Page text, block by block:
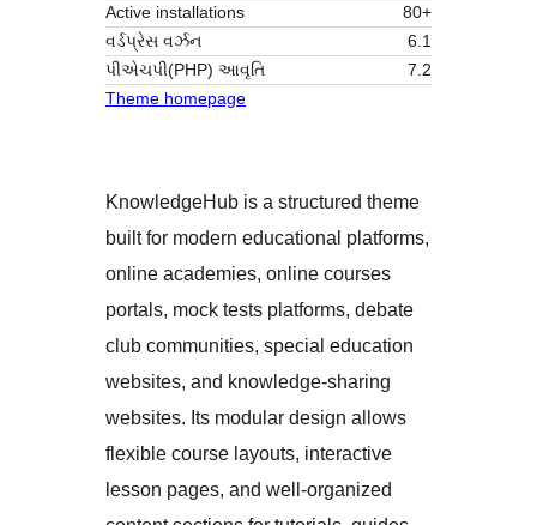
Active installations
80+
વર્ડપ્રેસ વર્ઝન
6.1
પીએચપી(PHP) આવૃતિ
7.2
Theme homepage
KnowledgeHub is a structured theme
built for modern educational platforms,
online academies, online courses
portals, mock tests platforms, debate
club communities, special education
websites, and knowledge-sharing
websites. Its modular design allows
flexible course layouts, interactive
lesson pages, and well-organized